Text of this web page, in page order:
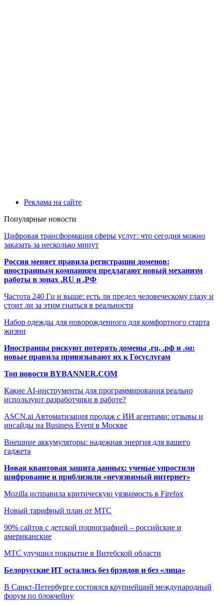
Реклама на сайте
Популярные новости
Цифровая трансформация сферы услуг: что сегодня можно
заказать за несколько минут
Россия меняет правила регистрации доменов:
иностранным компаниям предлагают новый механизм
работы в зонах .RU и .РФ
Частота 240 Гц и выше: есть ли предел человеческому глазу и
стоит ли за этим гнаться в реальности
Набор одежды для новорожденного для комфортного старта
жизни
Иностранцы рискуют потерять домены .ru, .рф и .su:
новые правила привязывают их к Госуслугам
Топ новости BYBANNER.COM
Какие AI-инструменты для программирования реально
используют разработчики в работе?
ASCN.ai Автоматизация продаж с ИИ агентами: отзывы и
инсайды на Business Event в Москве
Внешние аккумуляторы: надежная энергия для вашего
гаджета
Новая квантовая защита данных: ученые упростили
шифрование и приблизили «неуязвимый интернет»
Mozilla исправила критическую уязвимость в Firefox
Новый тарифный план от МТС
90% сайтов с детской порнографией – российские и
американские
МТС улучшил покрытие в Витебской области
Белорусские ИТ остались без брэндов и без «лица»
В Санкт-Петербурге состоялся крупнейший международный
форум по блокчейну